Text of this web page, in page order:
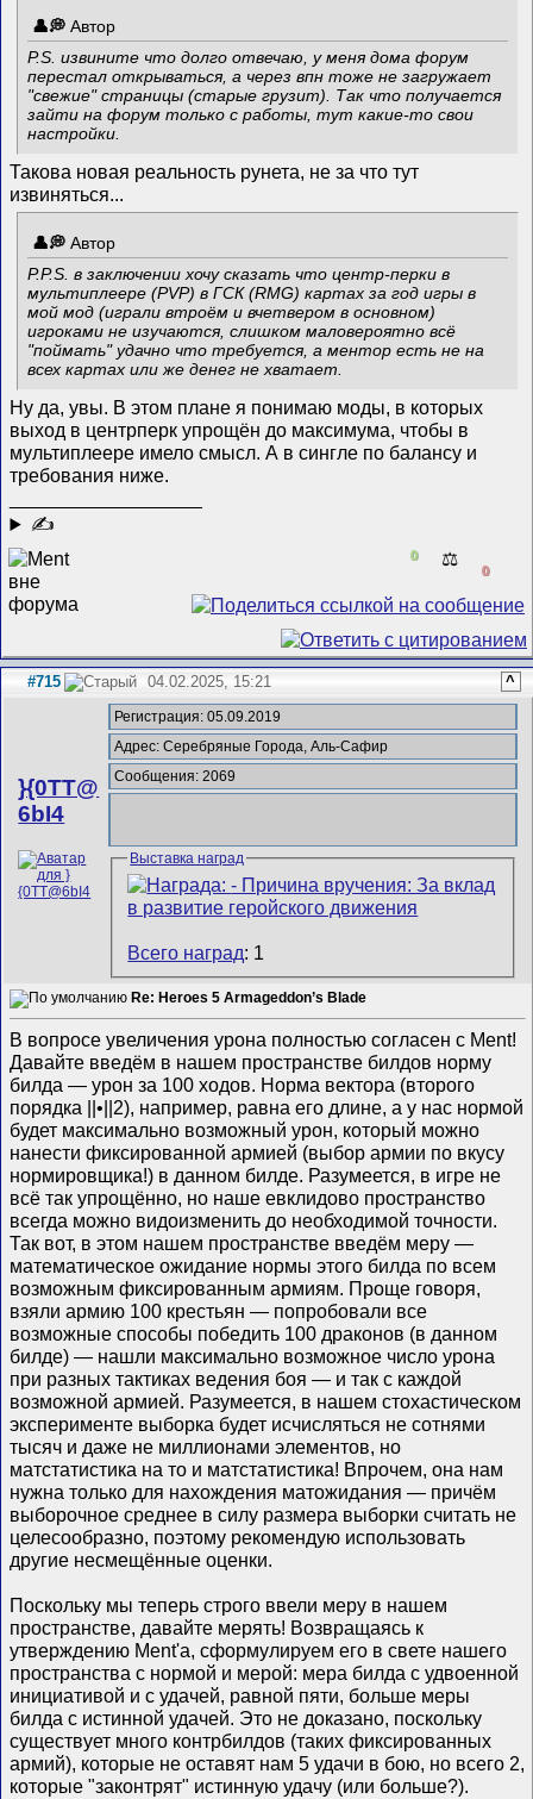
Автор
P.S. извините что долго отвечаю, у меня дома форум
перестал открываться, а через впн тоже не загружает
"свежие" страницы (старые грузит). Так что получается
зайти на форум только с работы, тут какие-то свои
настройки.
Такова новая реальность рунета, не за что тут
извиняться...
Автор
P.P.S. в заключении хочу сказать что центр-перки в
мультиплеере (PVP) в ГСК (RMG) картах за год игры в
мой мод (играли втроём и вчетвером в основном)
игроками не изучаются, слишком маловероятно всё
"поймать" удачно что требуется, а ментор есть не на
всех картах или же денег не хватает.
Ну да, увы. В этом плане я понимаю моды, в которых
выход в центрперк упрощён до максимума, чтобы в
мультиплеере имело смысл. А в сингле по балансу и
требования ниже.
✍
0 ⚖️
0
#715 04.02.2025, 15:21 ^
}{0TT@
6bI4
Регистрация: 05.09.2019
Адрес: Серебряные Города, Аль-Сафир
Сообщения: 2069
Выставка наград
Всего наград: 1
Re: Heroes 5 Armageddon’s Blade
В вопросе увеличения урона полностью согласен с Ment!
Давайте введём в нашем пространстве билдов норму
билда — урон за 100 ходов. Норма вектора (второго
порядка ||•||2), например, равна его длине, а у нас нормой
будет максимально возможный урон, который можно
нанести фиксированной армией (выбор армии по вкусу
нормировщика!) в данном билде. Разумеется, в игре не
всё так упрощённо, но наше евклидово пространство
всегда можно видоизменить до необходимой точности.
Так вот, в этом нашем пространстве введём меру —
математическое ожидание нормы этого билда по всем
возможным фиксированным армиям. Проще говоря,
взяли армию 100 крестьян — попробовали все
возможные способы победить 100 драконов (в данном
билде) — нашли максимально возможное число урона
при разных тактиках ведения боя — и так с каждой
возможной армией. Разумеется, в нашем стохастическом
эксперименте выборка будет исчисляться не сотнями
тысяч и даже не миллионами элементов, но
матстатистика на то и матстатистика! Впрочем, она нам
нужна только для нахождения матожидания — причём
выборочное среднее в силу размера выборки считать не
целесообразно, поэтому рекомендую использовать
другие несмещённые оценки.
Поскольку мы теперь строго ввели меру в нашем
пространстве, давайте мерять! Возвращаясь к
утверждению Ment'а, сформулируем его в свете нашего
пространства с нормой и мерой: мера билда с удвоенной
инициативой и с удачей, равной пяти, больше меры
билда с истинной удачей. Это не доказано, поскольку
существует много контрбилдов (таких фиксированных
армий), которые не оставят нам 5 удачи в бою, но всего 2,
которые "законтрят" истинную удачу (или больше?).